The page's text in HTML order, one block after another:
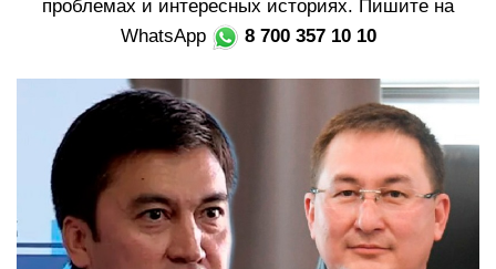
в
г
проблемах и интересных историях. Пишите на
WhatsApp
8 700 357 10 10